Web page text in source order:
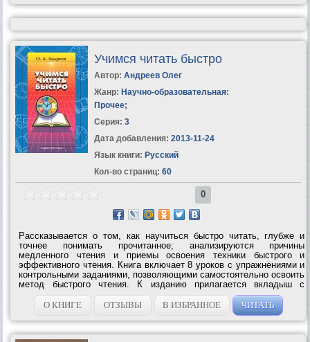
Учимся читать быстро
Автор: Андреев Олег
Жанр: Научно-образовательная:
Прочее;
Серия: 3
Дата добавления: 2013-11-24
Язык книги: Русский
Кол-во страниц: 60
0
Рассказывается о том, как научиться быстро читать, глубже и
точнее понимать прочитанное; анализируются причины
медленного чтения и приемы освоения техники быстрого и
эффективного чтения. Книга включает 8 уроков с упражнениями и
контрольными заданиями, позволяющими самостоятельно освоить
метод быстрого чтения. К изданию прилагается вкладыш с
тренировочными таблицами.УЧИМСЯ ЧИТАТЬ БЫСТРО – Первая
ступень обучения в Школе Олега...
О КНИГЕ ОТЗЫВЫ В ИЗБРАННОЕ ЧИТАТЬ